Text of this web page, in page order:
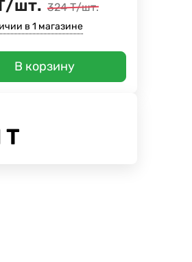
/шт. 324 Т/шт.
в 1 магазине
В корзину
Т